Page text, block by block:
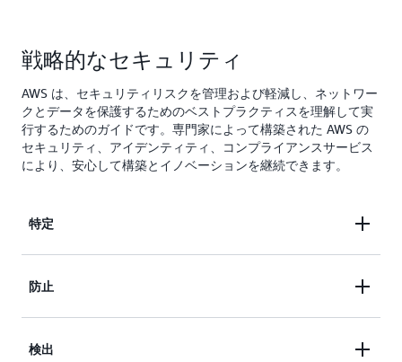
してイノベーションを加速できます。
なりません。セキュリティの自動化により、チーム
ヒューマンエラーを減らし、セキュリティのベスト
プラクティスを組織全体にスケールできます。
の幅広いポートフォリオを活用してイノベーション
を実現します。組織には、専門家によって設計およ
び構築され、長年の経験、知識、ベストプラクティ
スが組み込まれた、すべてをすぐに利用できる強力
な機能が必要です。組織は、この変化し続ける脅威
戦略的なセキュリティ
AWS は、セキュリティリスクを管理および軽減し、ネットワー
クとデータを保護するためのベストプラクティスを理解して実
行するためのガイドです。専門家によって構築された AWS の
セキュリティ、アイデンティティ、コンプライアンスサービス
により、安心して構築とイノベーションを継続できます。
特定
高度な可視性と自動化により、リスクを理解して管
防止
AWS を計画的かつスムーズに導入するために、ユ
検出